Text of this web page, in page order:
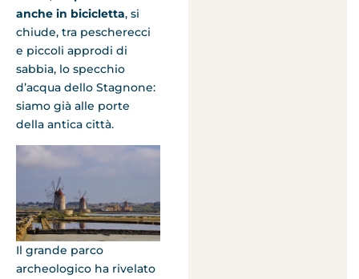
anche in bicicletta, si
chiude, tra pescherecci
e piccoli approdi di
sabbia, lo specchio
d’acqua dello Stagnone:
siamo già alle porte
della antica città.
Il grande parco
archeologico ha rivelato